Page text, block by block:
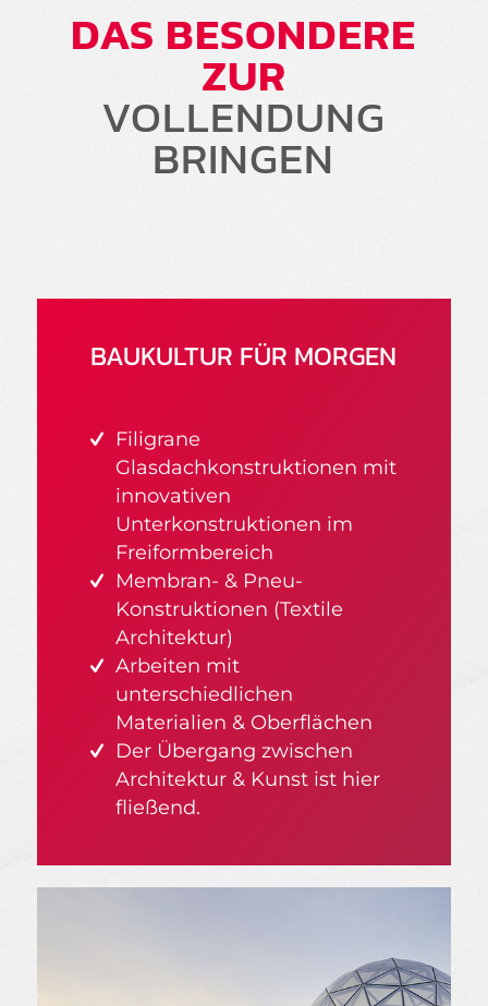
DAS BESONDERE
ZUR
VOLLENDUNG
BRINGEN
BAUKULTUR FÜR MORGEN
Filigrane
Glasdachkonstruktionen mit
innovativen
Unterkonstruktionen im
Freiformbereich
Membran- & Pneu-
Konstruktionen (Textile
Architektur)
Arbeiten mit
unterschiedlichen
Materialien & Oberflächen
Der Übergang zwischen
Architektur & Kunst ist hier
fließend.